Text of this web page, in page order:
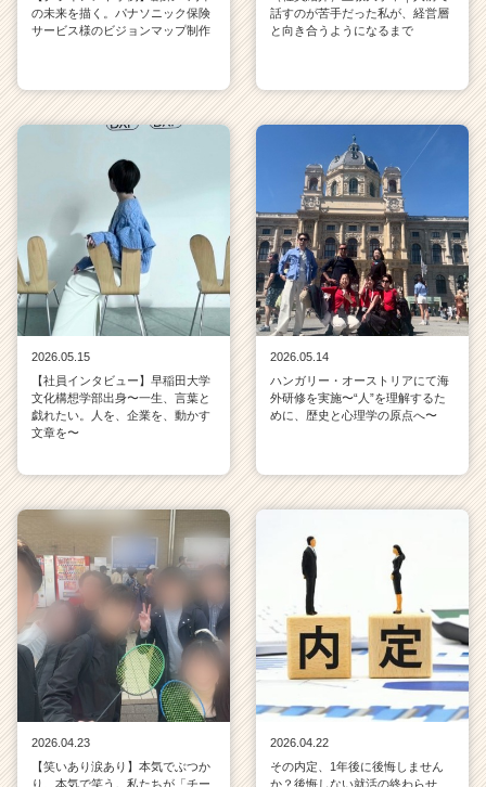
の未来を描く。パナソニック保険
サービス様のビジョンマップ制作
話すのが苦手だった私が、経営層
と向き合うようになるまで
2026.05.15
【社員インタビュー】早稲田大学
文化構想学部出身〜一生、言葉と
戯れたい。人を、企業を、動かす
文章を〜
2026.05.14
ハンガリー・オーストリアにて海
外研修を実施〜“人”を理解するた
めに、歴史と心理学の原点へ〜
2026.04.23
【笑いあり涙あり】本気でぶつか
り、本気で笑う。私たちが「チー
2026.04.22
その内定、1年後に後悔しません
か？後悔しない就活の終わらせ